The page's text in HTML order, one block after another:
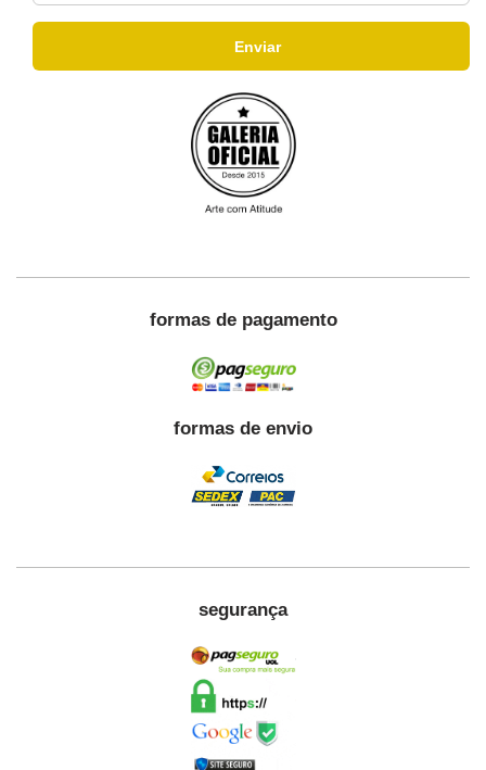
formas de pagamento
formas de envio
segurança